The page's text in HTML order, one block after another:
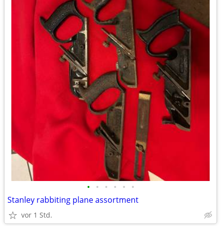
• • • • • •
Stanley rabbiting plane assortment
vor 1 Std.